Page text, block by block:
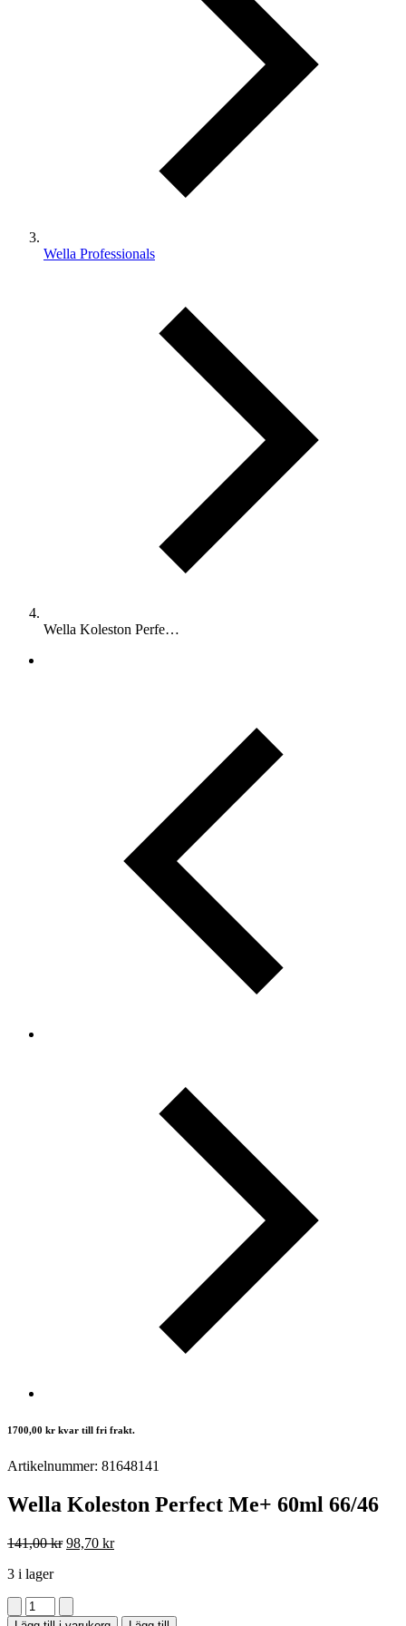
Wella Professionals
Wella Koleston Perfe…
1700,00 kr kvar till fri frakt.
Artikelnummer: 81648141
Wella Koleston Perfect Me+ 60ml 66/46
141,00kr Det
98,70 krDet
3 i lager
Wella
Koleston